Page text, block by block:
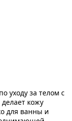
уходу за телом с
кожу
для ванны и